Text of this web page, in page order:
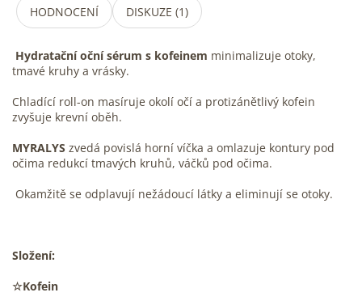
HODNOCENÍ DISKUZE (1)
Hydratační oční sérum s kofeinem minimalizuje otoky,
tmavé kruhy a vrásky.
Chladící roll-on masíruje okolí očí a protizánětlivý kofein
zvyšuje krevní oběh.
MYRALYS zvedá povislá horní víčka a omlazuje kontury pod
očima redukcí tmavých kruhů, váčků pod očima.
Okamžitě se odplavují nežádoucí látky a eliminují se otoky.
Složení:
☆Kofein